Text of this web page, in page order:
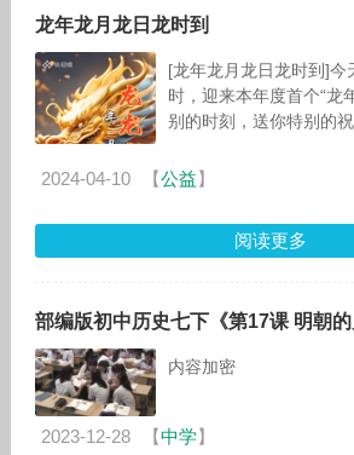
龙年龙月龙日龙时到
[龙年龙月龙日龙时到]今
时，迎来本年度首个“龙
别的时刻，送你特别的
2024-04-10 【公益】
阅读更多
部编版初中历史七下《第17课 明朝
内容加密
2023-12-28 【中学】